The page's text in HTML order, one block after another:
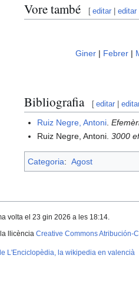
Vore també [ editar |editar
Giner | Febrer |
Bibliografia [ editar |
Ruiz Negre, Antoni .
Ruiz Negre, Antoni.3000
Categoria: Agost
volta el 23 gin 2026 a les 18:14.
llicència Creative Commons Atribución-
L'Enciclopèdia, la wikipedia en valencià